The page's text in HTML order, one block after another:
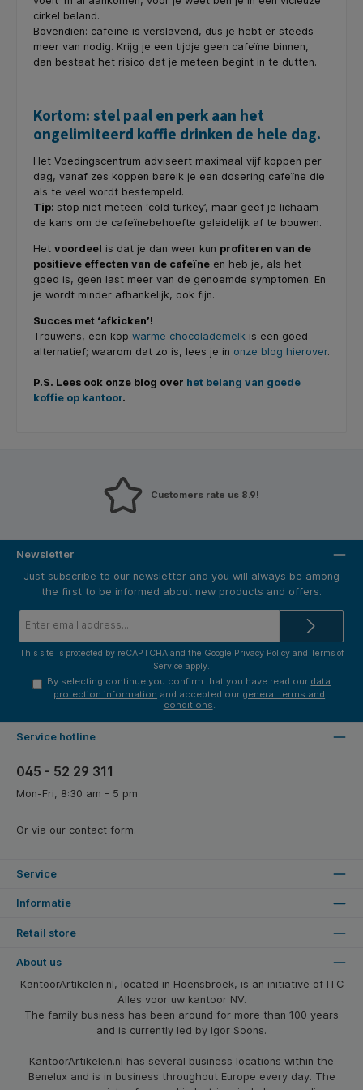
cirkel beland.
Bovendien: cafeïne is verslavend, dus je hebt er steeds
meer van nodig. Krijg je een tijdje geen cafeïne binnen,
dan bestaat het risico dat je meteen begint in te dutten.
Kortom: stel paal en perk aan het
ongelimiteerd koffie drinken de hele dag.
Het Voedingscentrum adviseert maximaal vijf koppen per
dag, vanaf zes koppen bereik je een dosering cafeïne die
als te veel wordt bestempeld.
Tip: stop niet meteen ‘cold turkey’, maar geef je lichaam
de kans om de cafeïnebehoefte geleidelijk af te bouwen.
Het voordeel is dat je dan weer kun profiteren van de
positieve effecten van de cafeïne en heb je, als het
goed is, geen last meer van de genoemde symptomen. En
je wordt minder afhankelijk, ook fijn.
Succes met ‘afkicken’!
Trouwens, een kop warme chocolademelk is een goed
alternatief; waarom dat zo is, lees je in onze blog hierover.
P.S. Lees ook onze blog over het belang van goede
koffie op kantoor.
Customers rate us 8.9!
Newsletter
Just subscribe to our newsletter and you will always be among
the first to be informed about new products and offers.
This site is protected by reCAPTCHA and the Google Privacy Policyand Terms of
Service apply.
By selecting continue you confirm that you have read our data
protection information and accepted our general terms and
conditions
Service hotline
045 - 52 29 311
Mon-Fri, 8:30 am - 5 pm
Or via our contact form.
Service
Informatie
Retail store
About us
KantoorArtikelen.nl, located in Hoensbroek, is an initiative of ITC
Alles voor uw kantoor NV.
The family business has been around for more than 100 years
and is currently led by Igor Soons.
KantoorArtikelen.nl has several business locations within the
Benelux and is in business throughout Europe every day. The